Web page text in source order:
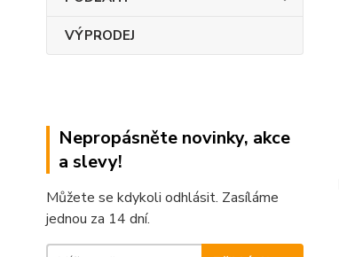
VÝPRODEJ
Nepropásněte novinky, akce
a slevy!
Můžete se kdykoli odhlásit. Zasíláme
jednou za 14 dní.